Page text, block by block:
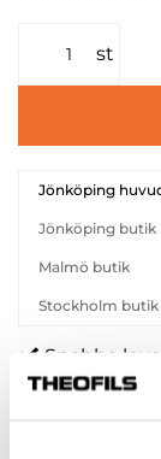
st
Jönköping
Jönköping butik
Malmö butik
Stockholm butik
Snabba
Hämta i